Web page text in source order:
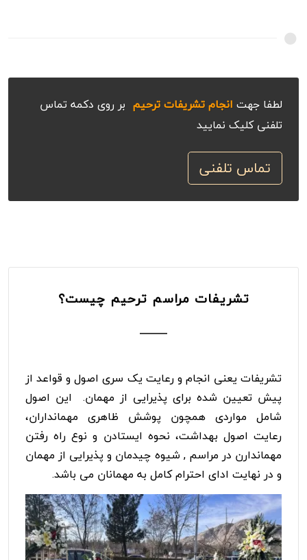
لطفا جهت انجام تشریفات ترحیم بر روی دکمه تماس
تلفنی کلیک نمایید
تماس تلفنی
تشریفات مراسم ترحیم چیست؟
تشریفات یعنی انجام و رعایت یک سری اصول و قواعد از
پیش تعیین شده برای پذیرایی از مهمان. این اصول
شامل مواردی همچون پوشش ظاهری مهمانداران،
رعایت اصول بهداشت، نحوه ایستادن و نوع راه رفتن
مهماندارن در مراسم , شیوه چیدمان و پذیرایی از مهمان
و در نهایت ادای احترام کامل به مهمانان می باشد.